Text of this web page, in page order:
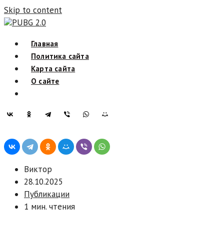
Skip to content
PUBG 2.0
Главная
Политика сайта
Карта сайта
О сайте
Виктор
28.10.2025
Публикации
1 мин. чтения